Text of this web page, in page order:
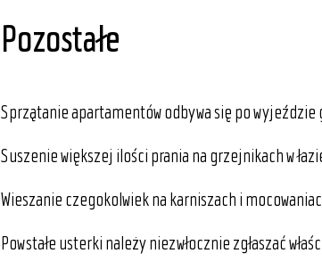
Pozostałe
Sprzątanie apartamentów odbywa się po wyjeździe
Suszenie większej ilości prania na grzejnikach w
Wieszanie czegokolwiek na karniszach i
Powstałe usterki należy niezwłocznie zgłaszać